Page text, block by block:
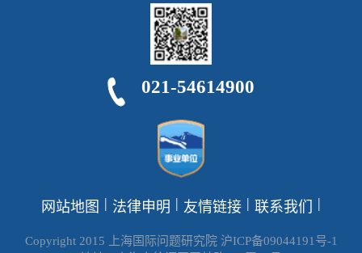
021-54614900
网站地图 | 法律申明 | 友情链接 | 联系我们 |
Copyright 2015 上海国际问题研究院 沪ICP备09044191号-1